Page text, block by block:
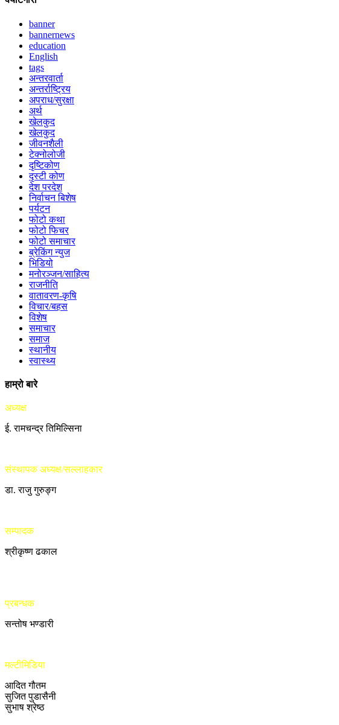
banner
bannernews
education
English
tags
अन्तरवार्ता
अन्तर्राष्ट्रिय
अपराध/सुरक्षा
अर्थ
खेलकुद
खेलकुद
जीवनशैली
टेक्नोलोजी
दृष्टिकोण
दृस्टी कोण
देश परदेश
निर्वाचन बिशेष
पर्यटन
फोटो कथा
फोटो फिचर
फोटो समाचार
ब्रेकिंग न्युज
भिडियो
मनोरञ्जन/साहित्य
राजनीति
वातावरण-कृषि
विचार/बहस
विशेष
समाचार
समाज
स्थानीय
स्वास्थ्य
हाम्रो बारे
अध्यक्ष
ई. रामचन्द्र तिमिल्सिना
संस्थापक अध्यक्ष/सल्लाहकार
डा. राजु गुरुङ्ग
सम्पादक
श्रीकृष्ण ढकाल
प्रबन्धक
सन्तोष भण्डारी
मल्टीमिडिया
आदित गौतम
सुजित पुडासैनी
सुभाष श्रेष्ठ